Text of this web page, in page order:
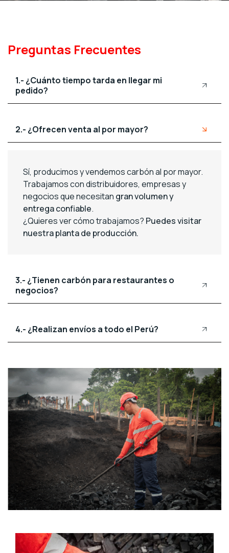
Preguntas Frecuentes
1.- ¿Cuánto tiempo tarda en llegar mi
pedido?
2.- ¿Ofrecen venta al por mayor?
Sí, producimos y vendemos carbón al por mayor.
Trabajamos con distribuidores, empresas y
negocios que necesitan gran volumen y
entrega confiable.
¿Quieres ver cómo trabajamos? Puedes visitar
nuestra planta de producción.
3.- ¿Tienen carbón para restaurantes o
negocios?
4.- ¿Realizan envíos a todo el Perú?